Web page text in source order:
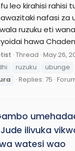
leo kirahisi rahisi
nafasi za
ruzuku eti
hawa
Thread May 26,
ruzuku ubunge
Replies: 75
ilivuka
watesi wao